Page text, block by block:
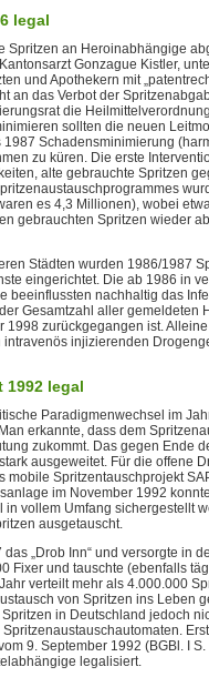
legal
Spritzen an Heroinabhängige
Gonzague Kistler,
und Apothekern mit
an das Verbot der
die
sollten die neuen
Schadensminimierung
zu küren. Die erste
alte gebrauchte Spritzen
es 4,3 Millionen), wobei
gebrauchten Spritzen wieder
Städten wurden 1986/1987
eingerichtet. Die ab 1986 in
beeinflussten nachhaltig das
Gesamtzahl aller gemeldeten
1998 zurückgegangen ist.
intravenös injizierenden
1992 legal
Paradigmenwechsel im
erkannte, dass dem
zukommt. Das gegen Ende
ausgeweitet. Für die offene
Spritzentauschprojekt
im November 1992
vollem Umfang sichergestellt
ausgetauscht.
„Drob Inn“ und versorgte in
Fixer und tauschte (ebenfalls
verteilt mehr als 4.000.000
von Spritzen ins Leben
in Deutschland jedoch
9. September 1992 (BGBl. I
legalisiert.